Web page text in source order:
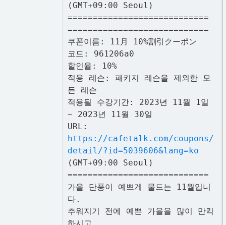
(GMT+09:00 Seoul)
============================
============================
쿠폰이름: 11月 10%割引クーポン
코드: 961206a0
할인율: 10%
적용 레슨: 패키지 레슨을 제외한 모
든 레슨
적용될 수강기간: 2023년 11월 1일
~ 2023년 11월 30일
URL:
https://cafetalk.com/coupons/
detail/?id=5039606&lang=ko
(GMT+09:00 Seoul)
============================
가을 단풍이 예쁘게 물드는 11월입니
다.
추워지기 전에 예쁜 가을을 많이 만킥